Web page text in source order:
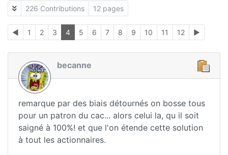
226 Contributions 12 pages
◄ 1 2 3 4 5 6 7 8 9 10 11 12 ►
becanne
remarque par des biais détournés on bosse tous
pour un patron du cac... alors celui la, qu il soit
saigné à 100%! et que l'on étende cette solution
à tout les actionnaires.